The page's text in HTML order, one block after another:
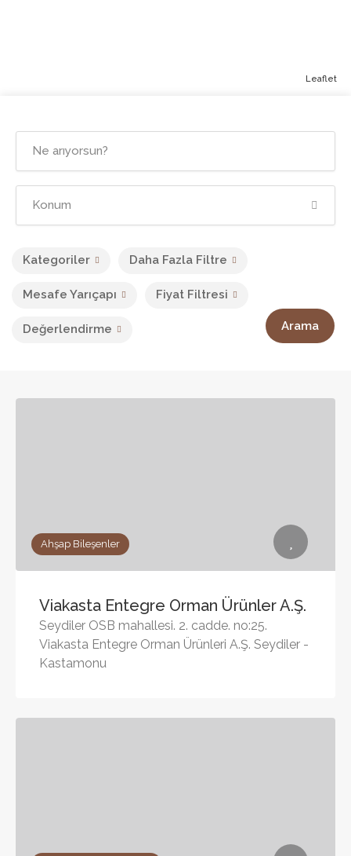
Kategoriler Daha Fazla Filtre
Mesafe Yarıçapı Fiyat Filtresi
Değerlendirme Arama
Ahşap Bileşenler
Viakasta Entegre Orman Ürünler A.Ş.
Seydiler OSB mahallesi. 2. cadde. no:25.
Viakasta Entegre Orman Ürünleri A.Ş. Seydiler -
Kastamonu
Leaflet